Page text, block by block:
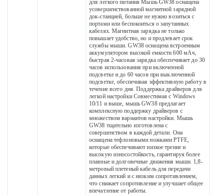
для легкого питания Мышь GW38 оснащена
усовершенствованной магнитной зарядной
док-станцией, больше не нужно возиться с
портами или беспокоиться о запутанных
кабелях. Магнитная зарядка не только
повышает удобство, но и продлевает срок
службы мыши. GW38 оснащена встроенным
аккумулятором высокой емкости 600 мАч,
быстрая 2-часовая зарядка обеспечивает до 30
часов использования при включенной
подсветке и до 60 часов при выключенной
подсветке, обеспечивая эффективную работу в
течение всего дня. Поддержка драйверов для
легкой настройки Совместимая с Windows
10/11 и выше, мышь GW38 предлагает
комплексную поддержку драйверов с
множеством вариантов настройки. Мышь
GW38 тщательно изготовлена ​​с
совершенством в каждой детали. Она
оснащена тефлоновыми ножками PTFE,
которые обеспечивают низкое трение и
высокую износостойкость, гарантируя более
плавные и долговечные движения мыши. 1,8-
метровый плетеный кабель для передачи
данных легкий и с низким сопротивлением,
что снижает сопротивление и улучшает общее
впечатление от работы.